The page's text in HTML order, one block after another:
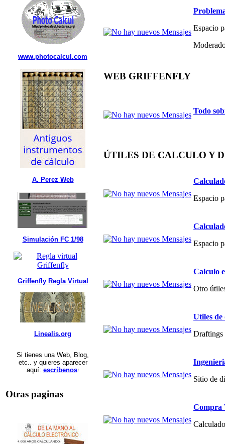
www.photocalcul.com
A. Perez Web
Simulación FC 1/98
Griffenfly Regla Virtual
Linealis.org
Si tienes una Web, Blog,
etc.. y quieres aparecer
aquí: escríbenos!
Otras paginas
Espacio
WEB GRIFFENFLY
Todo
ÚTILES DE CALCULO Y
Espacio
Espacio
Calculo
Otro
Utiles de
Draftings
Sitio de
Compra